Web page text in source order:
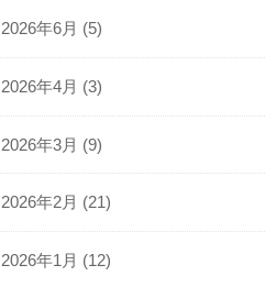
2026年6月 (5)
2026年4月 (3)
2026年3月 (9)
2026年2月 (21)
2026年1月 (12)